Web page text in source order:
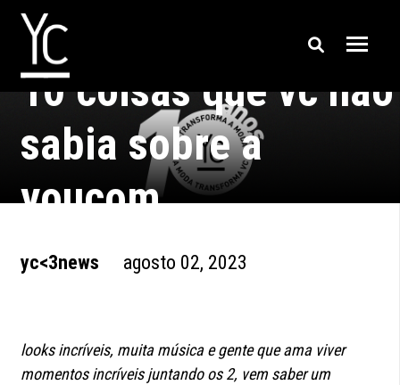
10 coisas que vc não
sabia sobre a
youcom
yc<3news agosto 02, 2023
looks incríveis, muita música e gente que ama viver
momentos incríveis juntando os 2, vem saber um